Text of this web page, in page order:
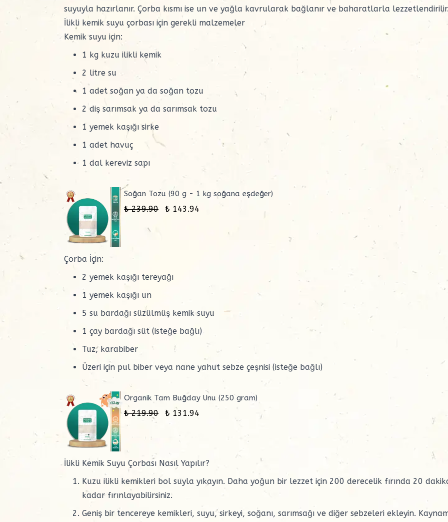
suyuyla hazırlanır. Çorba kısmı ise un ve yağla kavrularak bağlanır ve baharatlarla
İlikli kemik suyu çorbası için gerekli malzemeler
Kemik suyu için:
1 kg kuzu ilikli kemik
2 litre su
1 adet soğan ya da soğan tozu
2 diş sarımsak ya da sarımsak tozu
1 yemek kaşığı sirke
1 adet havuç
1 dal kereviz sapı
Soğan Tozu (90 g - 1 kg soğana eşdeğer)
₺ 239.90 ₺ 143.94
Çorba İçin:
2 yemek kaşığı tereyağı
1 yemek kaşığı un
5 su bardağı süzülmüş kemik suyu
1 çay bardağı süt (isteğe bağlı)
Tuz, karabiber
Üzeri için pul biber veya nane yahut sebze çeşnisi (isteğe bağlı)
Organik Tam Buğday Unu (250 gram)
₺ 219.90 ₺ 131.94
İlikli Kemik Suyu Çorbası Nasıl Yapılır?
Kuzu ilikli kemikleri bol suyla yıkayın. Daha yoğun bir lezzet için 200 derecelik fırında 20
kadar fırınlayabilirsiniz.
Geniş bir tencereye kemikleri, suyu, sirkeyi, soğanı, sarımsağı ve diğer sebzeleri ekleyin.